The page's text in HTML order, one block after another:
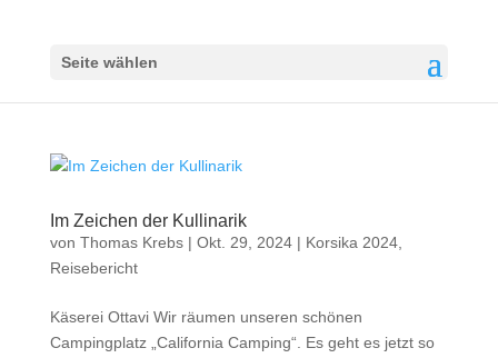
Seite wählen
Im Zeichen der Kullinarik
von Thomas Krebs| Okt. 29, 2024| Korsika 2024,
Reisebericht
Käserei Ottavi Wir räumen unseren schönen
Campingplatz „California Camping“. Es geht es jetzt so